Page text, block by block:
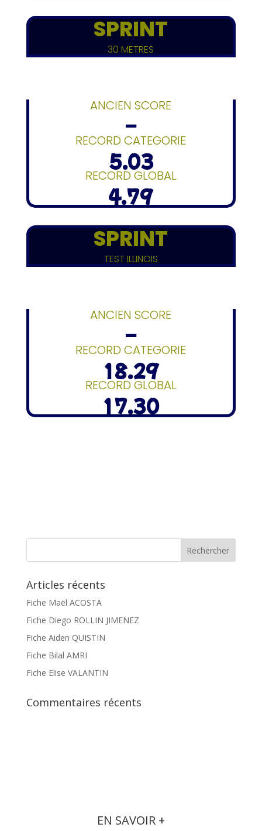
SPRINT
30 METRES
ANCIEN SCORE
–
RECORD CATEGORIE
5.03
RECORD GLOBAL
4.79
SPRINT
TEST ILLINOIS
ANCIEN SCORE
–
RECORD CATEGORIE
18.29
RECORD GLOBAL
17.30
Articles récents
Fiche Maël ACOSTA
Fiche Diego ROLLIN JIMENEZ
Fiche Aiden QUISTIN
Fiche Bilal AMRI
Fiche Elise VALANTIN
Commentaires récents
EN SAVOIR +